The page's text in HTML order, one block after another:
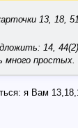
13, 18,
14,
много простых.
я Вам